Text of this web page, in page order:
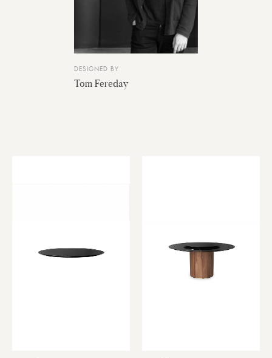
DESIGNED BY
Tom Fereday